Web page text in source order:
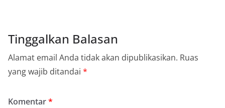
Tinggalkan Balasan
Alamat email Anda tidak akan dipublikasikan. Ruas
yang wajib ditandai *
Komentar*